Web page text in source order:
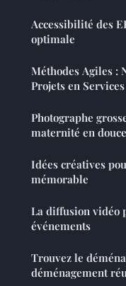
Accessibilité des
optimale
Méthodes Agiles :
Projets en
Photographe
maternité en
Idées créatives
mémorable
La diffusion vidéo
événements
Trouvez le
déménagement